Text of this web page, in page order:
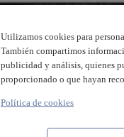
Utilizamos cookies para
También compartimos
publicidad y análisis, quienes
proporcionado o que hayan
Política de cookies